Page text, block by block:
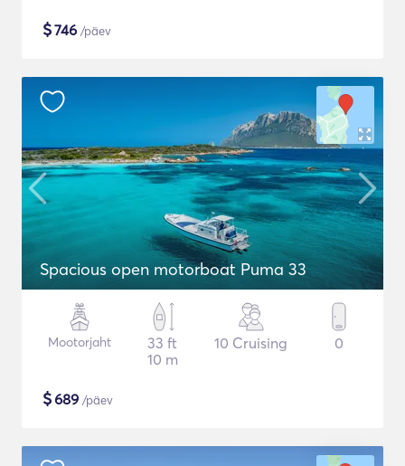
$746 /päev
Spacious open motorboat Puma 33
Mootorjaht
33 ft
10 m
10 Cruising 0
$689 /päev